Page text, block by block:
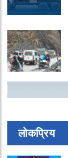
लोकप्रिय